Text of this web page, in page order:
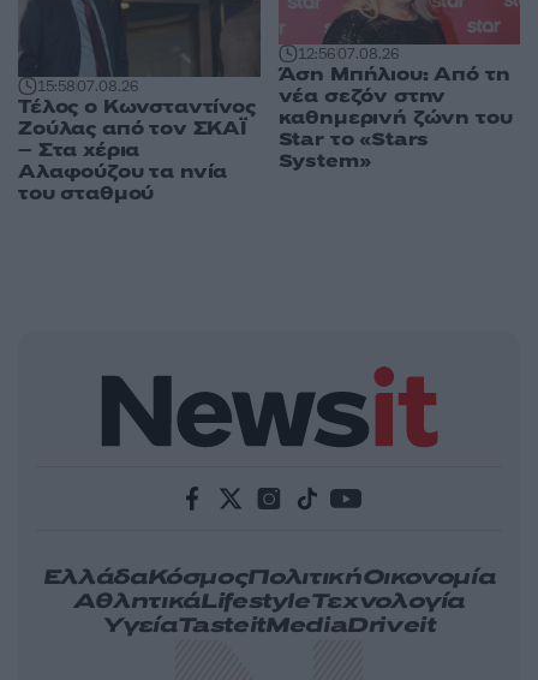
15:5807.08.26
Τέλος ο Κωνσταντίνος
Ζούλας από τον ΣΚΑΪ
– Στα χέρια
Αλαφούζου τα ηνία
του σταθμού
12:5607.08.26
Άση Μπήλιου: Από τη
νέα σεζόν στην
καθημερινή ζώνη του
Star το «Stars
System»
ΕλλάδαΚόσμοςΠολιτικήΟικονομία
ΑθλητικάLifestyleΤεχνολογία
ΥγείαTasteitMediaDriveit